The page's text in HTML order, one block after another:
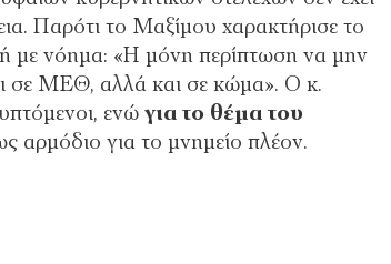
Παρότι το Μαξίμου χαρακτήρισε το
με νόημα: «Η μόνη περίπτωση να μην
σε ΜΕΘ, αλλά και σε κώμα». Ο κ.
ενώ για το θέμα του
αρμόδιο για το μνημείο πλέον.